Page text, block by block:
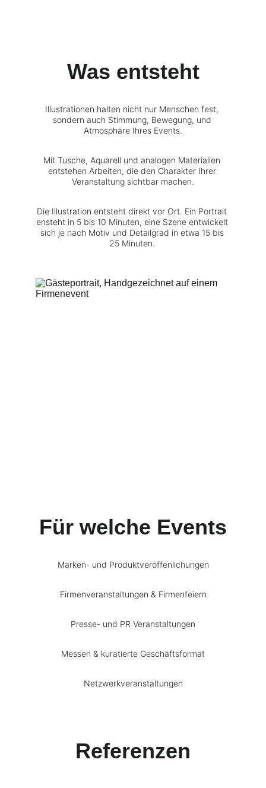
Was entsteht
Illustrationen halten nicht nur Menschen fest,
sondern auch Stimmung, Bewegung, und
Atmosphäre Ihres Events.
Mit Tusche, Aquarell und analogen Materialien
entstehen Arbeiten, die den Charakter Ihrer
Veranstaltung sichtbar machen.
Die Illustration entsteht direkt vor Ort. Ein Portrait
ensteht in 5 bis 10 Minuten, eine Szene entwickelt
sich je nach Motiv und Detailgrad in etwa 15 bis
25 Minuten.
Für welche Events
Marken- und Produktveröffenlichungen
Firmenveranstaltungen & Firmenfeiern
Presse- und PR Veranstaltungen
Messen & kuratierte Geschäftsformat
Netzwerkveranstaltungen
Referenzen